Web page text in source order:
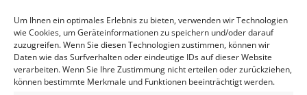
Um Ihnen ein optimales Erlebnis zu bieten, verwenden wir Technologien
wie Cookies, um Geräteinformationen zu speichern und/oder darauf
zuzugreifen. Wenn Sie diesen Technologien zustimmen, können wir
Daten wie das Surfverhalten oder eindeutige IDs auf dieser Website
verarbeiten. Wenn Sie Ihre Zustimmung nicht erteilen oder zurückziehen,
können bestimmte Merkmale und Funktionen beeinträchtigt werden.
*